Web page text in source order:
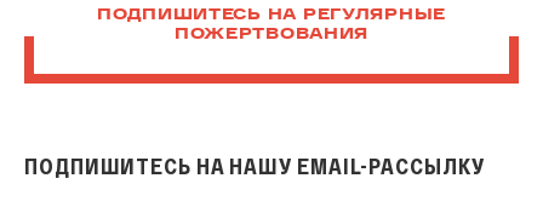
ПОДПИШИТЕСЬ НА РЕГУЛЯРНЫЕ
ПОЖЕРТВОВАНИЯ
ПОДПИШИТЕСЬ НА НАШУ EMAIL-РАССЫЛКУ